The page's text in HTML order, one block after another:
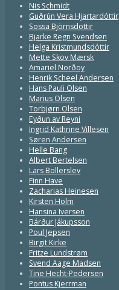
Nis Schmidt
Guðrún Vera Hjartardóttir
Sossa Björnsdottir
Bjarke Regn Svendsen
Helga Kristmundsdóttir
Mette Skov Mærsk
Amariel Norðoy
Henrik Scheel Andersen
Hans Pauli Olsen
Marius Olsen
Torbjørn Olsen
Eyðun av Reyni
Ingrid Kathrine Villesen
Søren Andersen
Helle Bang
Albert Bertelsen
Lars Bollerslev
Finn Have
Zacharias Heinesen
Kirsten Holm
Hansina Iversen
Bárður Jákupsson
Poul Jepsen
Birgit Kirke
Fritze Lundstrøm
Svend Aage Madsen
Tine Hecht-Pedersen
Pontus Kjerrman